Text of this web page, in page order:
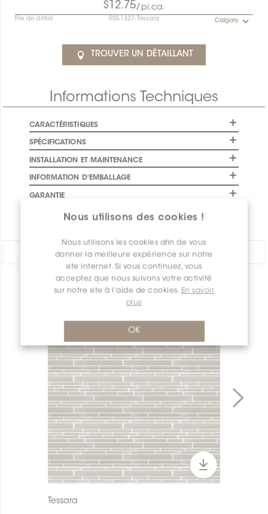
Nous utilisons des cookies !
Nous utilisons les cookies afin de vous
donner la meilleure expérience sur notre
site internet. Si vous continuez, vous
acceptez que nous suivons votre activité
sur notre site à l’aide de cookies. En savoir
plus
OK
$12.75/pi.ca.
Prix de détail RSS-1327-Tessara Calgary
TROUVER UN DÉTAILLANT
Informations Techniques
CARACTÉRISTIQUES
SPÉCIFICATIONS
INSTALLATION ET MAINTENANCE
INFORMATION D'EMBALLAGE
GARANTIE
DOCUMENTS
PARTAGER:
APERÇU DES PRODUITS
Tessara